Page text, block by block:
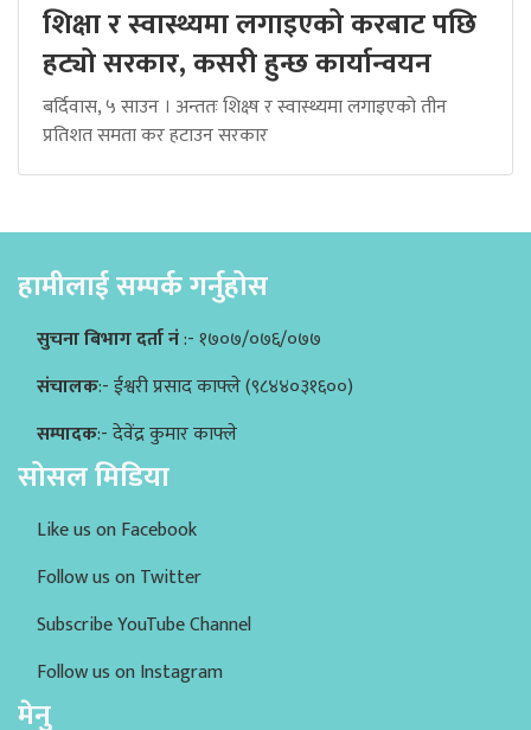
शिक्षा र स्वास्थ्यमा लगाइएको करबाट पछि
हट्यो सरकार, कसरी हुन्छ कार्यान्वयन
बर्दिवास, ५ साउन । अन्ततः शिक्ष्ष र स्वास्थ्यमा लगाइएको तीन
प्रतिशत समता कर हटाउन सरकार
हामीलाई सम्पर्क गर्नुहोस
सुचना बिभाग दर्ता नं:- १७०७/०७६/०७७
संचालक:- ईश्वरी प्रसाद काफ्ले (९८४४०३१६००)
सम्पादक:- देवेंद्र कुमार काफ्ले
सोसल मिडिया
Like us on Facebook
Follow us on Twitter
Subscribe YouTube Channel
Follow us on Instagram
मेनु